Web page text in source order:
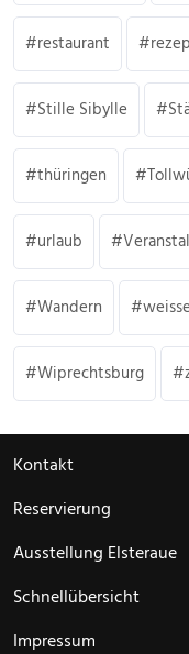
restaurant
Stille Sibylle
thüringen
urlaub
Wandern
Wiprechtsburg
Kontakt
Reservierung
Ausstellung Elsteraue
Schnellübersicht
Impressum